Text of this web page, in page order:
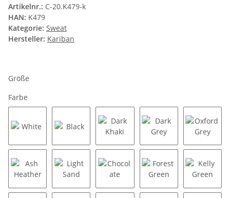
Artikelnr.: C-20.K479-k
HAN: K479
Kategorie: Sweat
Hersteller: Kariban
Größe
Farbe
White Black Dark Khaki Dark Grey Oxford
Ash HeatherLight Sand Chocolate Forest GreenKelly